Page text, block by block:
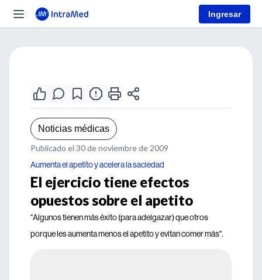
Ingresar
Noticias médicas
Publicado el 30 de noviembre de 2009
Aumenta el apetito y acelera la saciedad
El ejercicio tiene efectos
opuestos sobre el apetito
"Algunos tienen más éxito (para adelgazar) que otros
porque les aumenta menos el apetito y evitan comer más".